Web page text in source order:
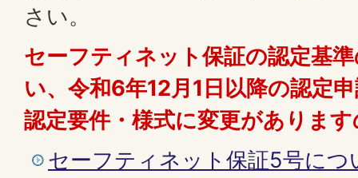
さい。
セーフティネット保証の認定基
い、令和6年12月1日以降の認定
認定要件・様式に変更がありま
セーフティネット保証5号につ